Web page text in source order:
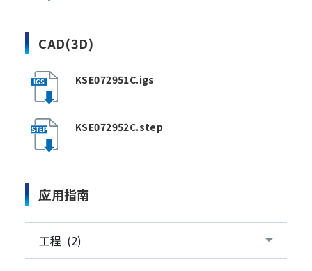
CAD(3D)
KSE072951C.igs
KSE072952C.step
应用指南
工程 (2)